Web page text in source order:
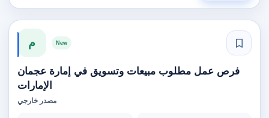
م New
فرص عمل مطلوب مبيعات وتسويق في إمارة عجمان
الإمارات
مصدر خارجي